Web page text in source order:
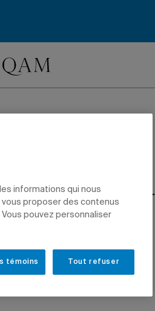
pour sa
informations qui nous
proposer des contenus
pouvez personnaliser
Tout refuser
témoins